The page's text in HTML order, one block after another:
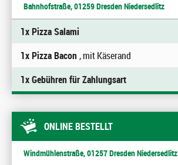
Bahnhofstraße, 01259 Dresden Niedersedlitz
1x Pizza Salami
1x Pizza Bacon, mit Käserand
1x Gebühren für Zahlungsart
ONLINE BESTELLT
Windmühlenstraße, 01257 Dresden Niedersedlitz